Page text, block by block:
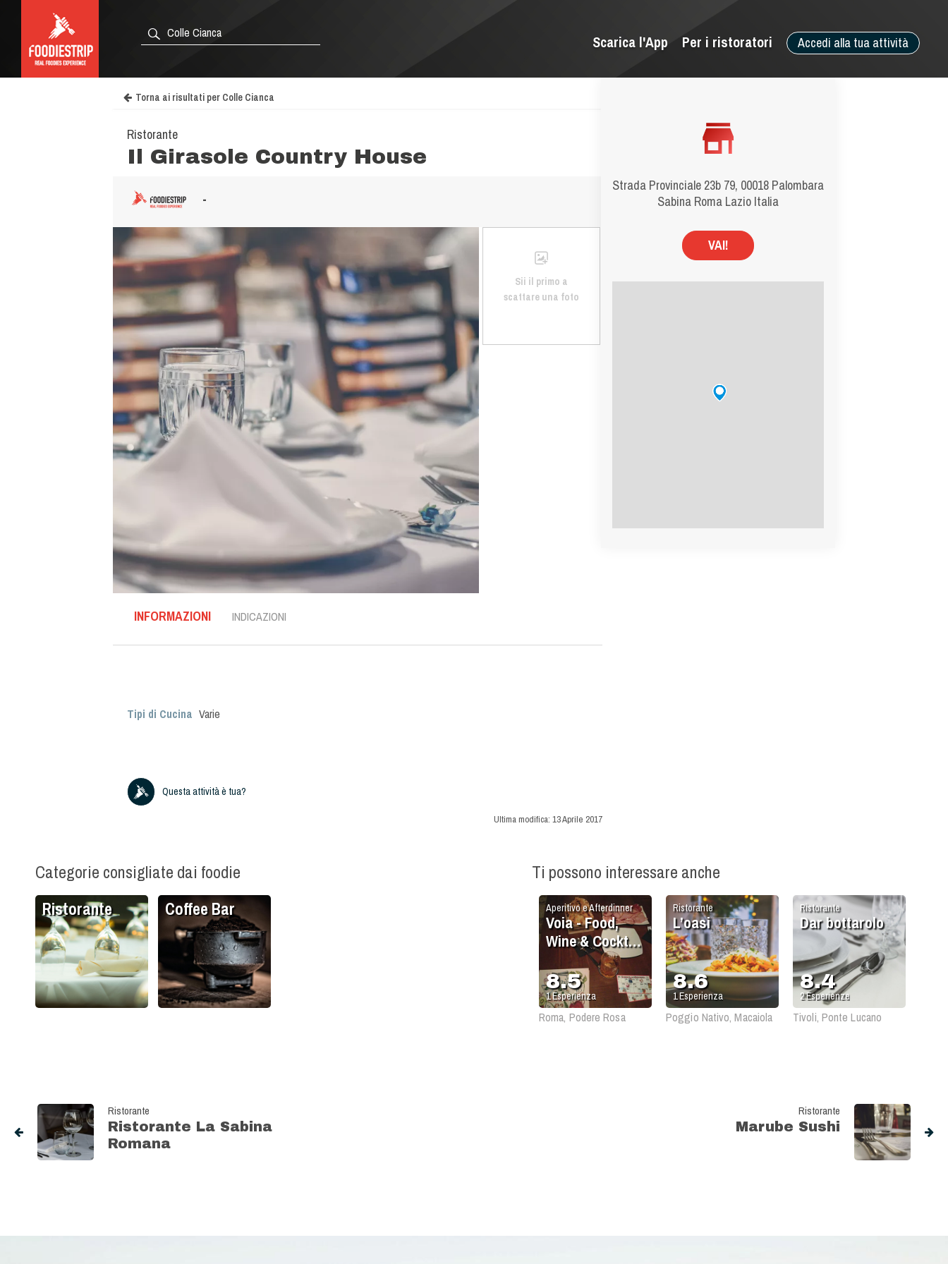
Accedi alla tua attività
Per i ristoratori
Scarica l'App
Strada Provinciale 23b 79, 00018 Palombara
Sabina Roma Lazio Italia
VAI!
Torna ai risultati per Colle Cianca
Ristorante
Il Girasole Country House
-
Sii il primo a
scattare una foto
INFORMAZIONI INDICAZIONI
Tipi di Cucina Varie
Questa attività è tua?
Ultima modifica: 13 Aprile 2017
Categorie consigliate dai foodie
Ristorante Coffee Bar
Ti possono interessare anche
Ristorante
Dar bottarolo
8.4
2Esperienze
Tivoli, Ponte Lucano
Ristorante
L’oasi
8.6
1Esperienza
Poggio Nativo, Macaiola
Aperitivo e Afterdinner
Voia - Food,
Wine & Cocktail
8.5
1Esperienza
Roma, Podere Rosa
Ristorante
Ristorante La Sabina
Romana
Ristorante
Marube Sushi